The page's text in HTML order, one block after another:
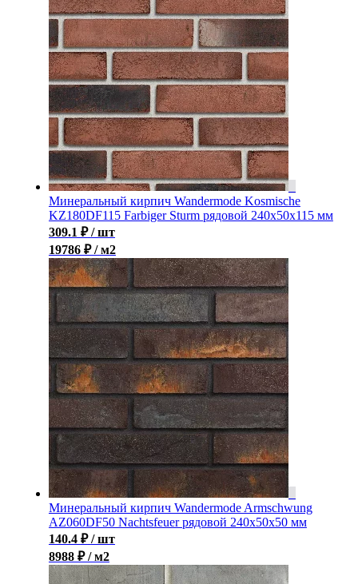
Минеральный кирпич Wandermode Kosmische
KZ180DF115 Farbiger Sturm рядовой 240x50x115 мм
309.1 ₽ / шт
19786 ₽ / м2
Минеральный кирпич Wandermode Armschwung
AZ060DF50 Nachtsfeuer рядовой 240x50x50 мм
140.4 ₽ / шт
8988 ₽ / м2